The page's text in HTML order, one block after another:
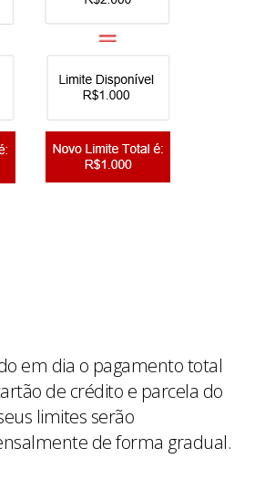
em dia o pagamento total
de crédito e parcela do
limites serão
de forma gradual.